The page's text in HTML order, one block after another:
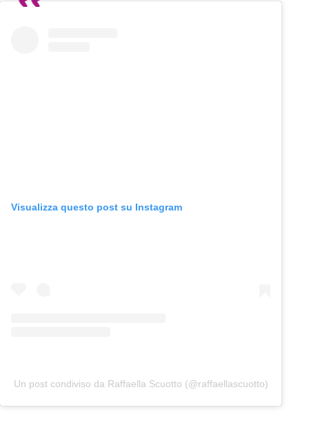
Visualizza questo post su Instagram
Un post condiviso da Raffaella Scuotto (@raffaellascuotto)